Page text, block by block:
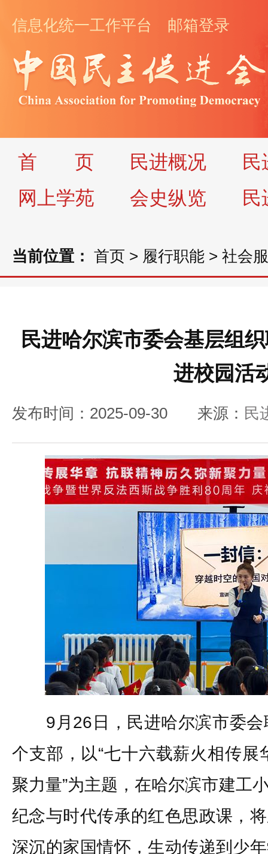
信息化统一工作平台 邮箱登录
首 页 民进概况
民
网上学苑
会史纵览 民
当前位置： 首页 > 履行职能 > 社会
民进哈尔滨市委会基层组
进校园活
发布时间：2025-09-30 来源： 民
9月26日，民进哈尔滨市委会
个支部，以“七十六载薪火相传
聚力量”为主题，在哈尔滨市建工
纪念与时代传承的红色思政课，
深沉的家国情怀，生动传递到少